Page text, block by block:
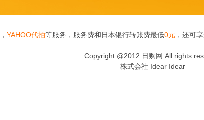
， YAHOO代拍等服务，服务费和日本银行转账费最低0元 ，还可
Copyright @2012 日购网 All rights
株式会社 Idear Idear